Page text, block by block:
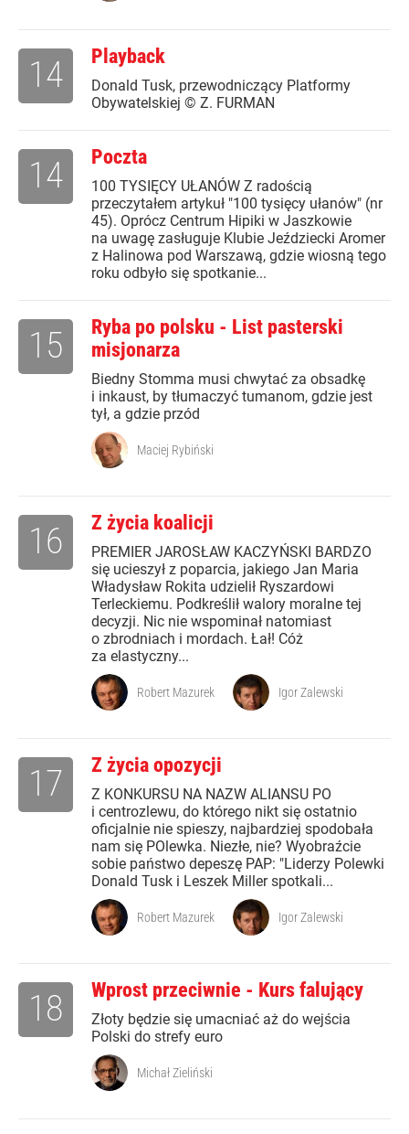
Playback
Donald Tusk, przewodniczący Platformy
Obywatelskiej © Z. FURMAN
14
Poczta
100 TYSIĘCY UŁANÓW Z radością
przeczytałem artykuł "100 tysięcy ułanów" (nr
45). Oprócz Centrum Hipiki w Jaszkowie
na uwagę zasługuje Klubie Jeździecki Aromer
z Halinowa pod Warszawą, gdzie wiosną tego
roku odbyło się spotkanie...
14
Ryba po polsku - List pasterski
misjonarza
Biedny Stomma musi chwytać za obsadkę
i inkaust, by tłumaczyć tumanom, gdzie jest
tył, a gdzie przód
15
Maciej Rybiński
Z życia koalicji
PREMIER JAROSŁAW KACZYŃSKI BARDZO
się ucieszył z poparcia, jakiego Jan Maria
Władysław Rokita udzielił Ryszardowi
Terleckiemu. Podkreślił walory moralne tej
decyzji. Nic nie wspominał natomiast
o zbrodniach i mordach. Łał! Cóż
za elastyczny...
16
Robert Mazurek Igor Zalewski
Z życia opozycji
Z KONKURSU NA NAZW ALIANSU PO
i centrozlewu, do którego nikt się ostatnio
oficjalnie nie spieszy, najbardziej spodobała
nam się POlewka. Niezłe, nie? Wyobraźcie
sobie państwo depeszę PAP: "Liderzy Polewki
Donald Tusk i Leszek Miller spotkali...
17
Robert Mazurek Igor Zalewski
Wprost przeciwnie - Kurs falujący
Złoty będzie się umacniać aż do wejścia
Polski do strefy euro
18
Michał Zieliński